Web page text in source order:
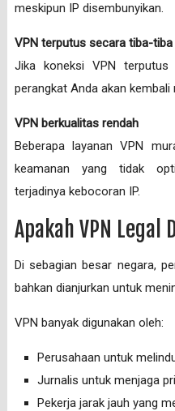
meskipun IP disembunyikan.
VPN terputus secara tiba-tiba
Jika koneksi VPN terputus
perangkat Anda akan kembali
VPN berkualitas rendah
Beberapa layanan VPN
keamanan yang tidak
terjadinya kebocoran IP.
Apakah VPN Legal
Di sebagian besar negara,
bahkan dianjurkan untuk
VPN banyak digunakan oleh:
Perusahaan untuk
Jurnalis untuk menjaga
Pekerja jarak jauh yang